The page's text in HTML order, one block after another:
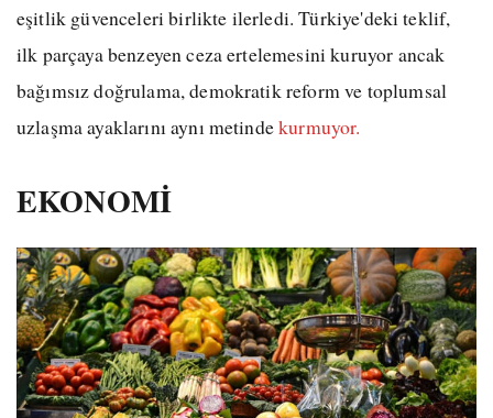
eşitlik güvenceleri birlikte ilerledi. Türkiye'deki teklif,
ilk parçaya benzeyen ceza ertelemesini kuruyor ancak
bağımsız doğrulama, demokratik reform ve toplumsal
uzlaşma ayaklarını aynı metindekurmuyor.
EKONOMİ